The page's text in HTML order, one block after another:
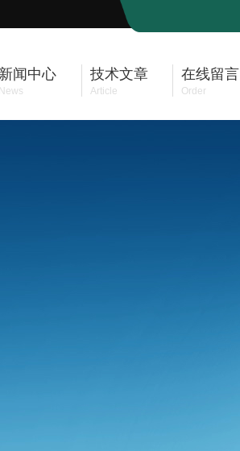
新闻中心
News
技术文章
Article
在线留言
Order